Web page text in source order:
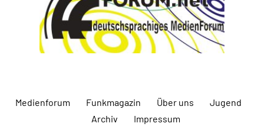
Medienforum Funkmagazin Über uns
Jugend
Archiv
Impressum